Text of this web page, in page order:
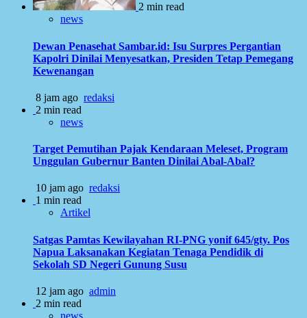
2 min read
news
Dewan Penasehat Sambar.id: Isu Surpres Pergantian
Kapolri Dinilai Menyesatkan, Presiden Tetap Pemegang
Kewenangan
8 jam ago redaksi
2 min read
news
Target Pemutihan Pajak Kendaraan Meleset, Program
Unggulan Gubernur Banten Dinilai Abal-Abal?
10 jam ago redaksi
1 min read
Artikel
Satgas Pamtas Kewilayahan RI-PNG yonif 645/gty. Pos
Napua Laksanakan Kegiatan Tenaga Pendidik di
Sekolah SD Negeri Gunung Susu
12 jam ago admin
2 min read
news